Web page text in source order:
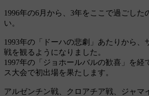
1996年の6月から、3年をここで過ごした
い。
1993年の「ドーハの悲劇」あたりから、
戦を観るようになりました。
1997年の「ジョホールバルの歓喜」を経
ス大会で初出場を果たします。
アルゼンチン戦、クロアチア戦、ジャマ